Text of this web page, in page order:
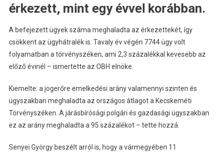
érkezett, mint egy évvel korábban.
A befejezett ügyek száma meghaladta az érkezettekét, így
csökkent az ügyhátralék is. Tavaly év végén 7744 ügy volt
folyamatban a törvényszéken, ami 2,3 százalékkal kevesebb az
előző évinél – ismertette az OBH elnöke.
Kiemelte: a jogerőre emelkedési arány valamennyi szinten és
ügyszakban meghaladta az országos átlagot a Kecskeméti
Törvényszéken. A járásbírósági polgári és gazdasági ügyszakban
ez az arány meghaladta a 95 százalékot – tette hozzá.
Senyei György beszélt arról is, hogy a vármegyében 11